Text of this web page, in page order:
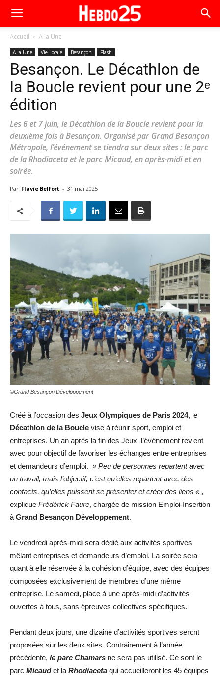
Accueil A la Une
A la Une Vie Locale Besançon Flash
Besançon. Le Décathlon de
la Boucle revient pour une 2ᵉ
édition
Les 6 et 7 juin, le Décathlon de la Boucle revient pour la
deuxième fois à Besançon. Organisé par Grand Besançon
Métropole, l’événement se tiendra sur deux sites : le parc
de la Rhodiaceta et le parc Micaud, en après-midi et en
soirée.
Par Flavie Belfort - 31 mai 2025
©Grand Besançon Développement
Créé à l’occasion des Jeux Olympiques de Paris 2024, le
Décathlon de la Boucle vise à réunir sport, emploi et
entreprises. Un an après la fin des Jeux, l’événement revient
avec pour objectif de favoriser les échanges entre entreprises
et demandeurs d’emploi. » Peu de personnes repartent avec
un travail, mais l’objectif, c’est qu’elles repartent avec des
contacts, qu’elles puissent se présenter et créer des liens « ,
explique Frédérick Faure, chargée de mission Emploi-Insertion
à Grand Besançon Développement.
Le vendredi après-midi sera dédié aux activités sportives
mêlant entreprises et demandeurs d’emploi. La soirée sera
quant à elle réservée à la cohésion d’équipe, avec des équipes
composées exclusivement de membres d’une même
entreprise. Le samedi, place à une après-midi d’activités
ouvertes à tous, sans épreuves collectives spécifiques.
Pendant deux jours, une dizaine d’activités sportives seront
proposées sur les deux sites. Contrairement à l’année
précédente, le parc Chamars ne sera pas utilisé. Ce sont le
parc Micaudet la Rhodiaceta qui accueilleront les 45 équipes